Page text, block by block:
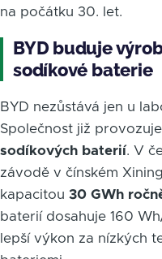
na počátku 30. let.
BYD buduje
sodíkové baterie
BYD nezůstává jen u
Společnost již provozuje
sodíkových baterií. V
závodě v čínském
kapacitou 30 GWh
baterií dosahuje 160
lepší výkon za nízkých